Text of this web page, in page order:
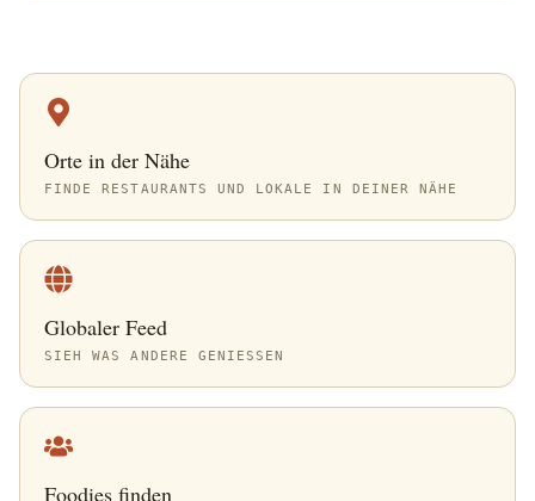
Orte in der Nähe
FINDE RESTAURANTS UND LOKALE IN DEINER NÄHE
Globaler Feed
SIEH WAS ANDERE GENIESSEN
Foodies finden